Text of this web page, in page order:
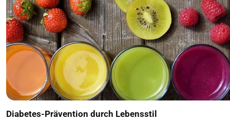
Diabetes-Prävention durch Lebensstil